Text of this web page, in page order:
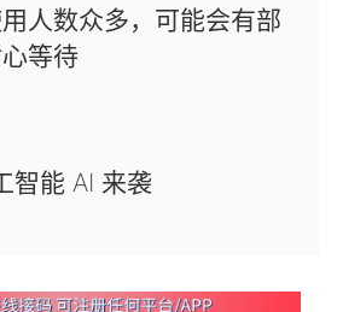
人数众多，可能会有部
等待
智能 AI 来袭